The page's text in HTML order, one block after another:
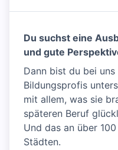
Du suchst eine
und gute
Dann bist du bei
Bildungsprofis
mit allem, was sie
späteren Beruf
Und das an über
Städten.